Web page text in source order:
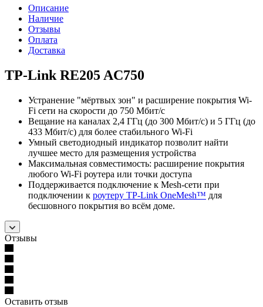
Описание
Наличие
Отзывы
Оплата
Доставка
TP-Link RE205 AC750
Устранение "мёртвых зон" и расширение покрытия Wi-
Fi сети на скорости до 750 Мбит/с
Вещание на каналах 2,4 ГГц (до 300 Мбит/с) и 5 ГГц (до
433 Мбит/с) для более стабильного Wi-Fi
Умный светодиодный индикатор позволит найти
лучшее место для размещения устройства
Максимальная совместимость: расширение покрытия
любого Wi-Fi роутера или точки доступа
Поддерживается подключение к Mesh-сети при
подключении к роутеру TP-Link OneMesh™ для
бесшовного покрытия во всём доме.
Отзывы
Оставить отзыв